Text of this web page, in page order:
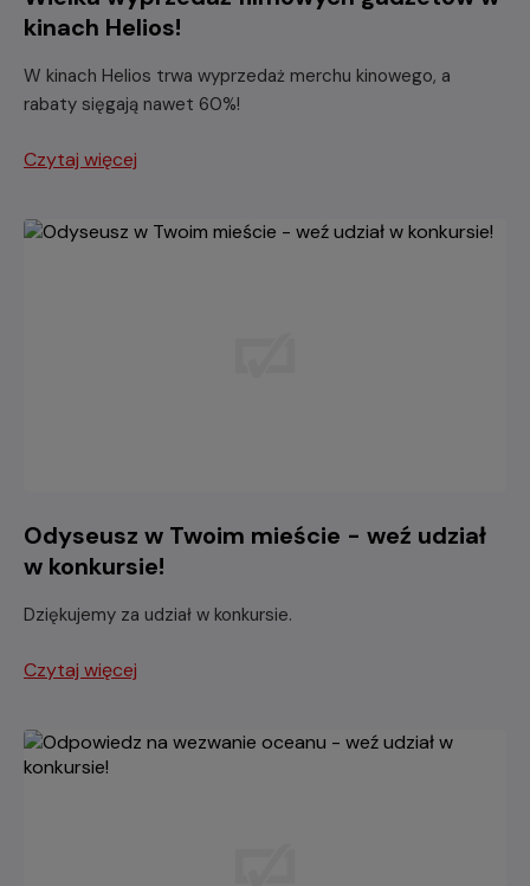
kinach Helios!
W kinach Helios trwa wyprzedaż merchu kinowego, a
rabaty sięgają nawet 60%!
Czytaj więcej
Odyseusz w Twoim mieście - weź udział
w konkursie!
Dziękujemy za udział w konkursie.
Czytaj więcej